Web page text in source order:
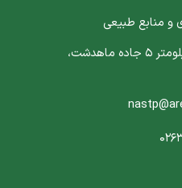
و منابع طبیعی
آدرس : استان البرز، کرج، کیلومتر 5 جاده ماهدشت،